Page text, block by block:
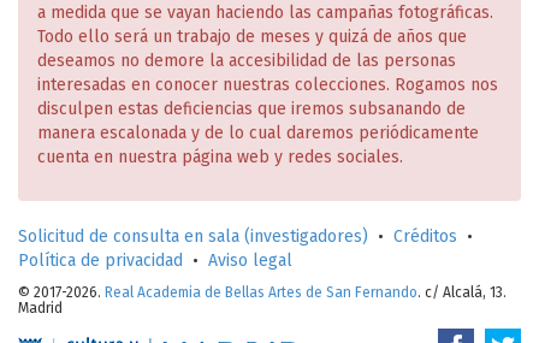
a medida que se vayan haciendo las campañas fotográficas.
Todo ello será un trabajo de meses y quizá de años que
deseamos no demore la accesibilidad de las personas
interesadas en conocer nuestras colecciones. Rogamos nos
disculpen estas deficiencias que iremos subsanando de
manera escalonada y de lo cual daremos periódicamente
cuenta en nuestra página web y redes sociales.
Solicitud de consulta en sala (investigadores) • Créditos •
Política de privacidad
• Aviso legal
© 2017-2026. Real Academia de Bellas Artes de San Fernando. c/ Alcalá, 13.
Madrid